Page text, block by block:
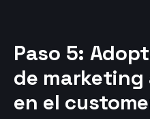
Paso 5:
de
en el